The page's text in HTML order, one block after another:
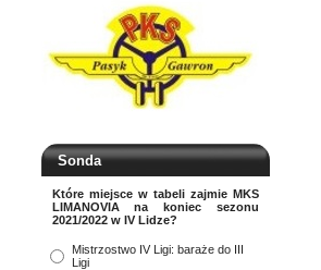
Sonda
Które miejsce w tabeli zajmie MKS
LIMANOVIA na koniec sezonu
2021/2022 w IV Lidze?
Mistrzostwo IV Ligi: baraże do III
Ligi